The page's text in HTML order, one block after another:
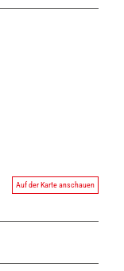
Auf der Karte anschauen